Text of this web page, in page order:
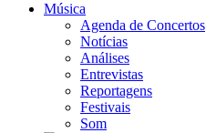
Música
Agenda de Concertos
Notícias
Análises
Entrevistas
Reportagens
Festivais
Som